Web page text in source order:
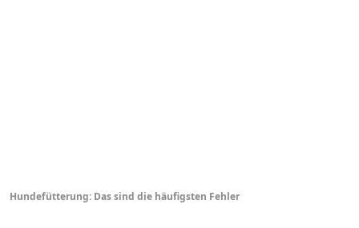
Hundefütterung: Das sind die häufigsten Fehler